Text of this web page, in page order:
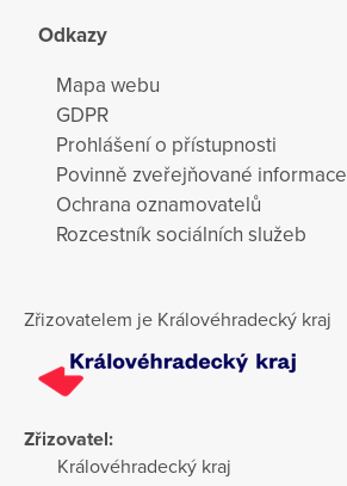
Odkazy
Mapa webu
GDPR
Prohlášení o přístupnosti
Povinně zveřejňované informace
Ochrana oznamovatelů
Rozcestník sociálních služeb
Zřizovatelem je Královéhradecký kraj
Zřizovatel:
Královéhradecký kraj